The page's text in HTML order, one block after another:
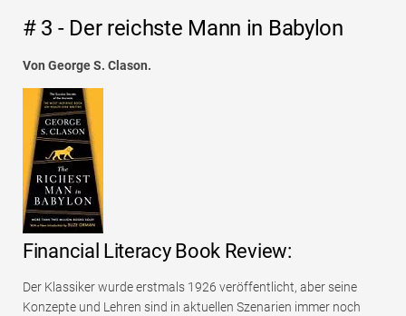
# 3 - Der reichste Mann in Babylon
Von George S. Clason.
Financial Literacy Book Review:
Der Klassiker wurde erstmals 1926 veröffentlicht, aber seine
Konzepte und Lehren sind in aktuellen Szenarien immer noch